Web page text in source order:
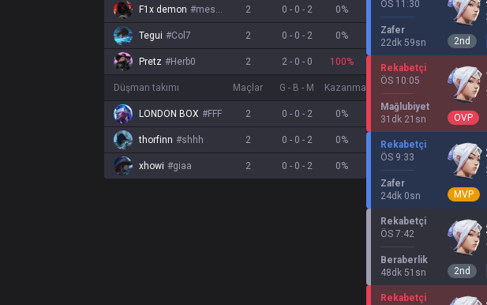
F1x demon #messi 2 0 - 0 - 2 0%
Tegui #Col7 2 0 - 0 - 2 0%
Pretz #Herb0 2 2 - 0 - 0 100%
Düşman takımı Maçlar G - B - M Kazanma oranı
LONDON BOX #FFF 2 0 - 0 - 2 0%
thorfinn #shhh 2 0 - 0 - 2 0%
xhowi #giaa 2 0 - 0 - 2 0%
ÖS 11:30
Zafer
22dk 59sn 2nd
Rekabetçi
ÖS 10:05
Mağlubiyet
31 dk 21 sn OVP
Rekabetçi
ÖS 9:33
Zafer
24dk 0sn MVP
Rekabetçi
ÖS 7:42
Beraberlik
48dk 51 sn 2nd
Rekabetçi